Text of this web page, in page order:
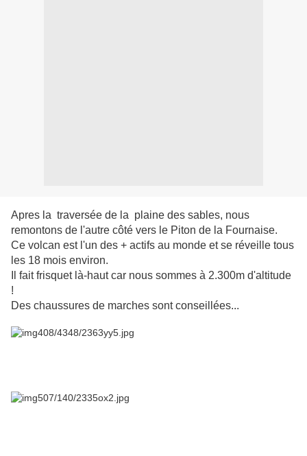
Apres la traversée de la plaine des sables, nous
remontons de l'autre côté vers le Piton de la Fournaise.
Ce volcan est l'un des + actifs au monde et se réveille tous
les 18 mois environ.
Il fait frisquet là-haut car nous sommes à 2.300m d'altitude
!
Des chaussures de marches sont conseillées...